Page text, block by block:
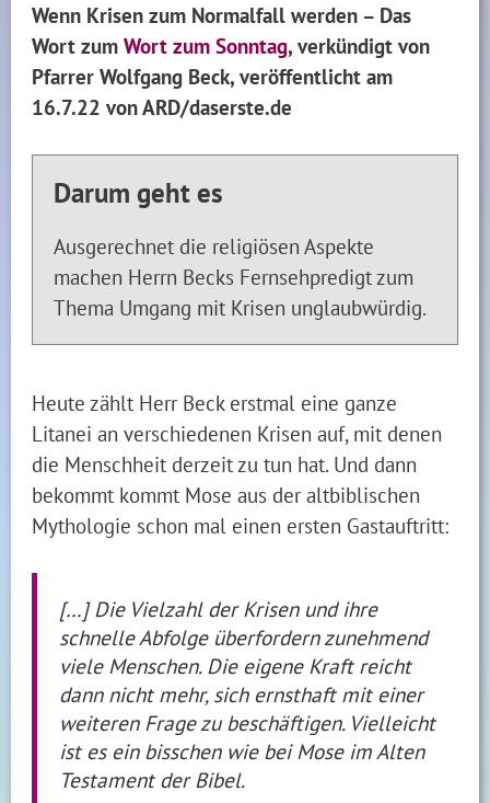
Wenn Krisen zum Normalfall werden – Das
Wort zumWort zum Sonntag, verkündigt von
Pfarrer Wolfgang Beck, veröffentlicht am
16.7.22 von ARD/daserste.de
Darum geht es
Ausgerechnet die religiösen Aspekte
machen Herrn Becks Fernsehpredigt zum
Thema Umgang mit Krisen unglaubwürdig.
Heute zählt Herr Beck erstmal eine ganze
Litanei an verschiedenen Krisen auf, mit denen
die Menschheit derzeit zu tun hat. Und dann
bekommt kommt Mose aus der altbiblischen
Mythologie schon mal einen ersten Gastauftritt:
[…] Die Vielzahl der Krisen und ihre
schnelle Abfolge überfordern zunehmend
viele Menschen. Die eigene Kraft reicht
dann nicht mehr, sich ernsthaft mit einer
weiteren Frage zu beschäftigen. Vielleicht
ist es ein bisschen wie bei Mose im Alten
Testament der Bibel.